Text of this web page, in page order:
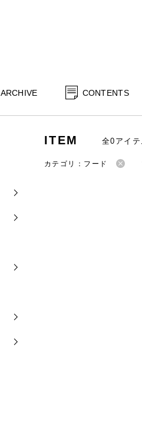
ARCHIVE CONTENTS
ITEM 全0アイテ
カテゴリ：フード